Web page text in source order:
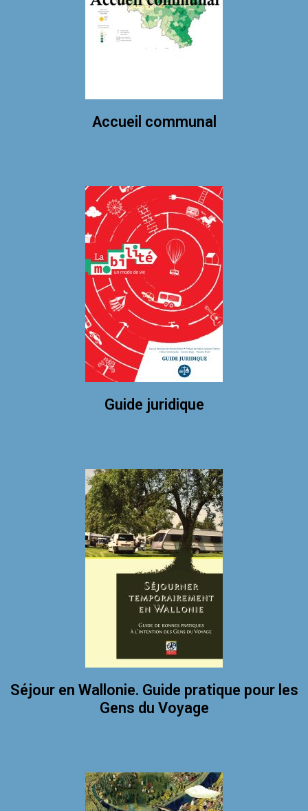
Accueil communal
Guide juridique
Séjour en Wallonie. Guide pratique pour les
Gens du Voyage